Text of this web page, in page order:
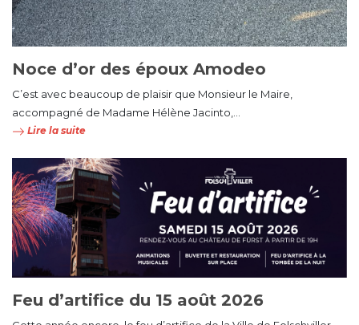
Noce d’or des époux Amodeo
C’est avec beaucoup de plaisir que Monsieur le Maire,
accompagné de Madame Hélène Jacinto,...
Lire la suite
Feu d’artifice du 15 août 2026